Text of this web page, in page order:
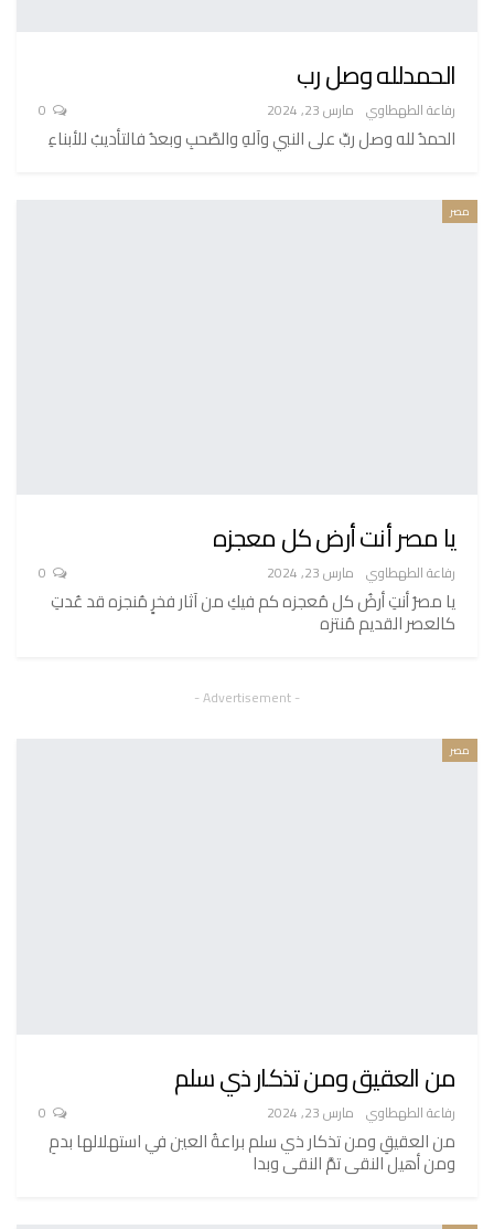
الحمدلله وصل رب
رفاعة الطهطاوي مارس 23, 2024
الحمدُ لله وصل ربِّ على النبي وآلهِ والصَّحبِ وبعدُ فالتأديبُ للأبناءِ
مصر
يا مصر أنت أرض كل معجزه
رفاعة الطهطاوي مارس 23, 2024
يا مصرُ أنتِ أرضُ كل مُعجزه كم فيكِ من آثار فخرٍ مُنجزه قد عُدتِ
كالعصر القديم مُنتزه
- Advertisement -
مصر
من العقيق ومن تذكار ذي سلم
رفاعة الطهطاوي مارس 23, 2024
من العقيقِ ومن تذكار ذي سلم براعةُ العين في استهلالها بدمِ
ومن أهيل النقى تمَّ النقى وبدا